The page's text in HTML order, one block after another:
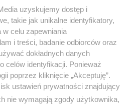
uzyskujemy dostęp i
takie jak unikalne identyfikatory,
w celu zapewniania
i treści, badanie odbiorców oraz
dokładnych danych
celów identyfikacji. Ponieważ
poprzez kliknięcie „Akceptuję”.
ustawień prywatności znajdujący
nie wymagają zgody użytkownika,